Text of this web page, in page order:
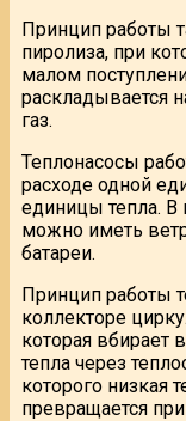
Принцип работы
пиролиза, при
малом
раскладывается
газ.
Теплонасосы
расходе одной
единицы тепла. В
можно иметь
батареи.
Принцип работы
коллекторе
которая вбирает
тепла через
которого низкая
превращается